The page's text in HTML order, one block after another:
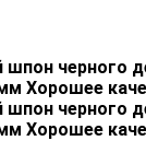
черного
Хорошее
черного
Хорошее